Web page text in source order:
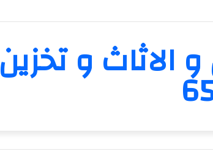
الاثاث و تخزين